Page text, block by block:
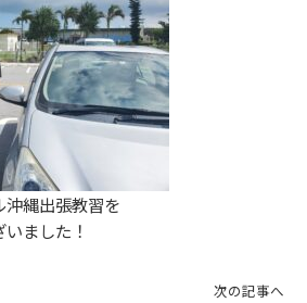
沖縄出張教習を
ました！
次の記事へ